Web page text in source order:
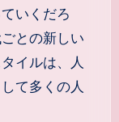
いくだろ
との新しい
イルは、人
て多くの人